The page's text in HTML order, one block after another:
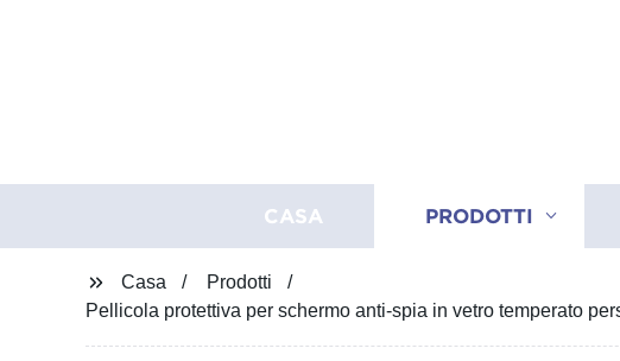
CASA PRODOTTI
Casa
Prodotti
Pellicola protettiva per schermo anti-spia in vetro temperato